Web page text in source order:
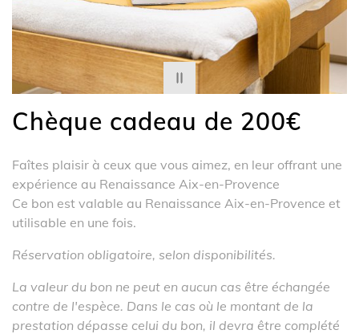
Chèque cadeau de 200€
Faîtes plaisir à ceux que vous aimez, en leur offrant une
expérience au Renaissance Aix-en-Provence
Ce bon est valable au Renaissance Aix-en-Provence et
utilisable en une fois.
Réservation obligatoire, selon disponibilités.
La valeur du bon ne peut en aucun cas être échangée
contre de l'espèce. Dans le cas où le montant de la
prestation dépasse celui du bon, il devra être complété